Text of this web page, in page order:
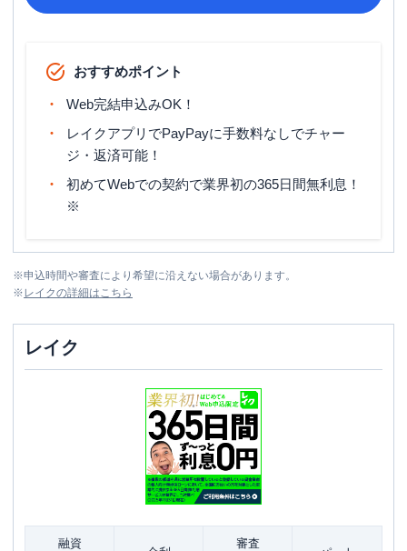
おすすめポイント
Web完結申込みOK！
レイクアプリでPayPayに手数料なしでチャー
ジ・返済可能！
初めてWebでの契約で業界初の365日間無利息！
※
※申込時間や審査により希望に沿えない場合があります。
※ レイクの詳細はこちら
レイク
融資 審査